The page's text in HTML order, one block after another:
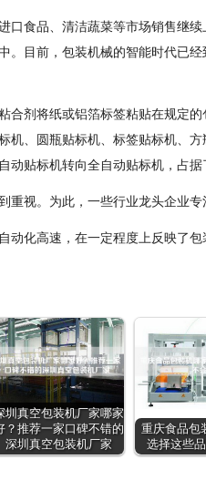
食品、清洁蔬菜等市场销售继
目前，包装机械的智能时代已
剂将纸或铝箔标签粘贴在规定
、圆瓶贴标机、标签贴标机、方
贴标机转向全自动贴标机，占据
重视。为此，一些行业龙头企业
化高速，在一定程度上反映了包
圳真空包装机厂家哪家
？推荐一家口碑不错的
深圳真空包装机厂家
重庆食品包
选择这些